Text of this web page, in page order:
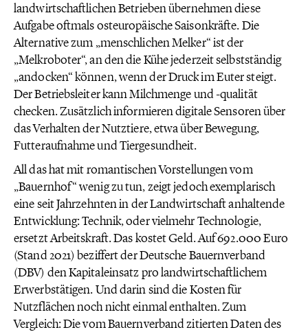
landwirtschaftlichen Betrieben übernehmen diese
Aufgabe oftmals osteuropäische Saisonkräfte. Die
Alternative zum „menschlichen Melker“ ist der
„Melkroboter“, an den die Kühe jederzeit selbstständig
„andocken“ können, wenn der Druck im Euter steigt.
Der Betriebsleiter kann Milchmenge und -qualität
checken. Zusätzlich informieren digitale Sensoren über
das Verhalten der Nutztiere, etwa über Bewegung,
Futteraufnahme und Tiergesundheit.
All das hat mit romantischen Vorstellungen vom
„Bauernhof“ wenig zu tun, zeigt jedoch exemplarisch
eine seit Jahrzehnten in der Landwirtschaft anhaltende
Entwicklung: Technik, oder vielmehr Technologie,
ersetzt Arbeitskraft. Das kostet Geld. Auf 692.000 Euro
(Stand 2021) beziffert der Deutsche Bauernverband
(DBV) den Kapitaleinsatz pro landwirtschaftlichem
Erwerbstätigen. Und darin sind die Kosten für
Nutzflächen noch nicht einmal enthalten. Zum
Vergleich: Die vom Bauernverband zitierten Daten des